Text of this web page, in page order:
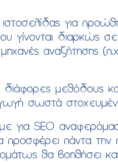
για
γίνονται διαρκώς
αναζήτησης
μεθόδους
σωστά
για SEO
προσφέρει πάντα
θα βοηθήσει